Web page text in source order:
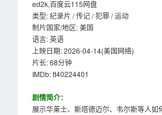
ed2k,百度云115网盘
类型: 纪录片 / 传记 / 犯罪 / 运动
制片国家/地区: 美国
语言: 英语
上映日期: 2026-04-14(美国网络)
片长: 68分钟
IMDb: tt40224401
剧情简介：
展示华莱士、斯塔德迈尔、韦尔斯等人如